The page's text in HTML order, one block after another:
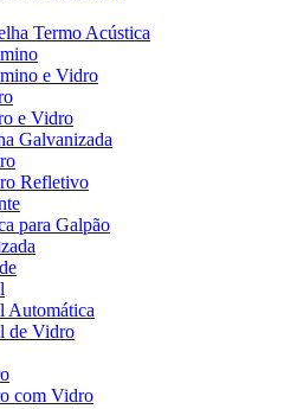
Termo Acústica
e Vidro
e Vidro
Galvanizada
Refletivo
para Galpão
Automática
de Vidro
com Vidro